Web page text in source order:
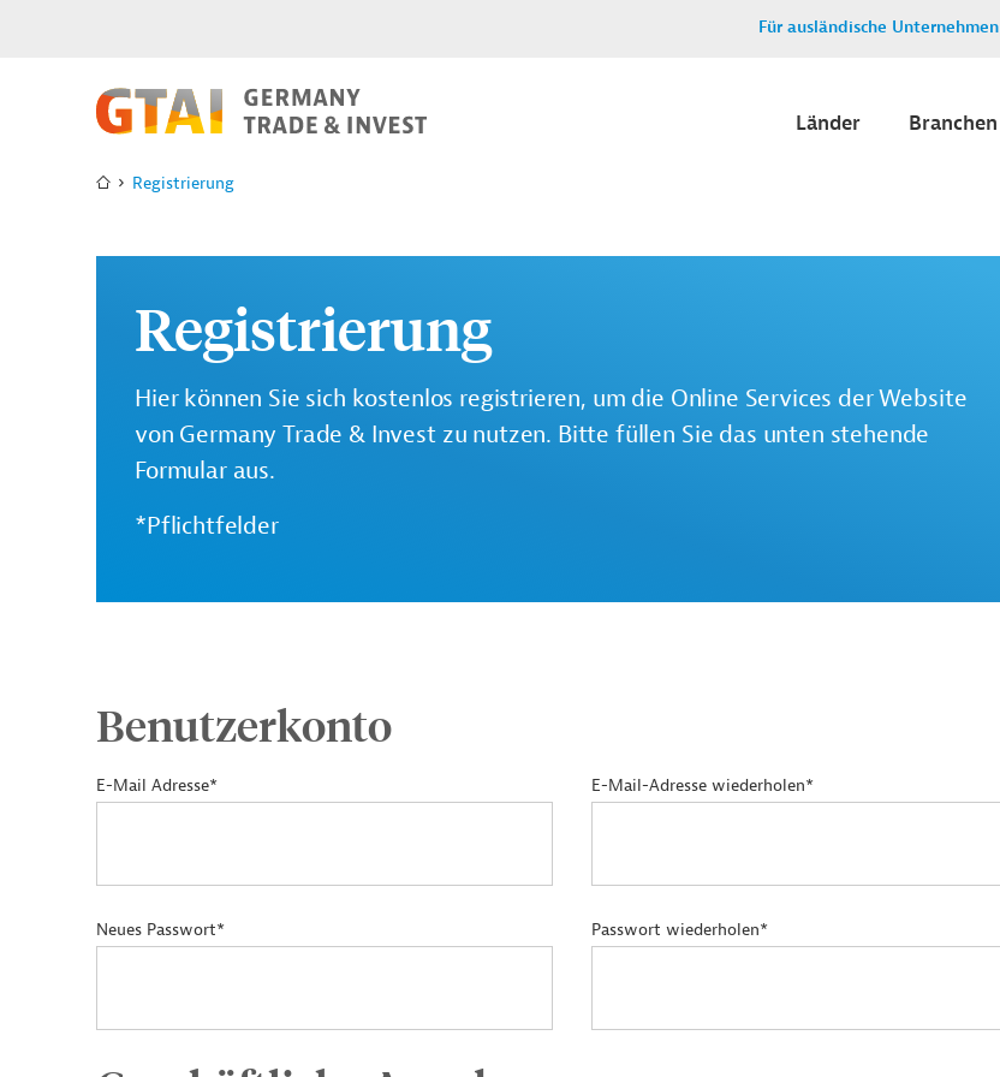
Für ausländische Unternehmen
Länder Branchen
Registrierung
Registrierung
Hier können Sie sich kostenlos registrieren, um die Online Services der Website
von Germany Trade & Invest zu nutzen. Bitte füllen Sie das unten stehende
Formular aus.
*Pflichtfelder
Benutzerkonto
E-Mail Adresse* E-Mail-Adresse wiederholen*
Neues Passwort* Passwort wiederholen*